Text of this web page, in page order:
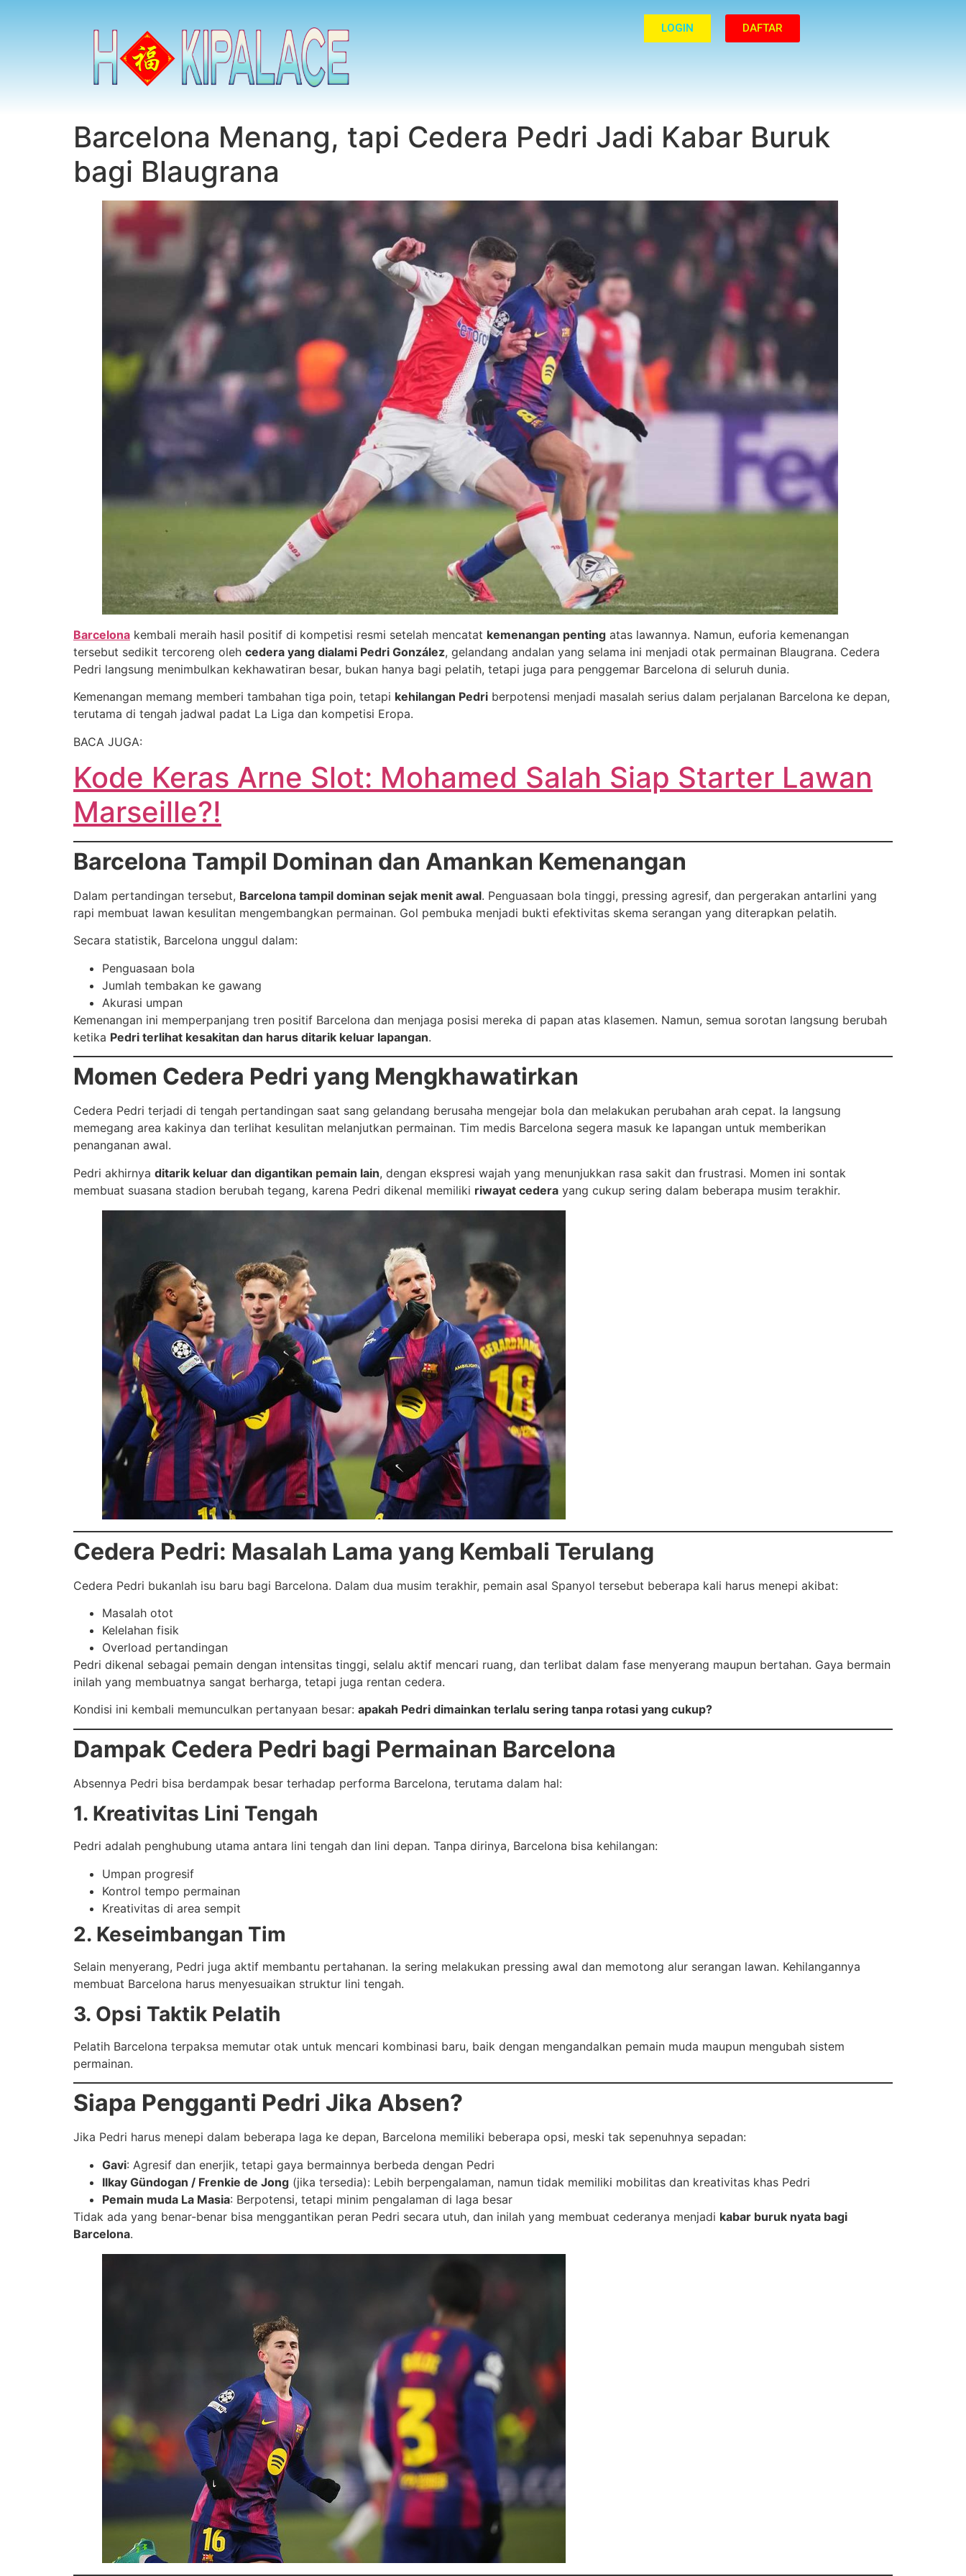
LOGIN DAFTAR
Barcelona Menang, tapi Cedera Pedri Jadi Kabar Buruk
bagi Blaugrana
Barcelona kembali meraih hasil positif di kompetisi resmi setelah mencatat kemenangan penting atas lawannya. Namun, euforia kemenangan
tersebut sedikit tercoreng oleh cedera yang dialami Pedri González, gelandang andalan yang selama ini menjadi otak permainan Blaugrana. Cedera
Pedri langsung menimbulkan kekhawatiran besar, bukan hanya bagi pelatih, tetapi juga para penggemar Barcelona di seluruh dunia.
Kemenangan memang memberi tambahan tiga poin, tetapi kehilangan Pedri berpotensi menjadi masalah serius dalam perjalanan Barcelona ke depan,
terutama di tengah jadwal padat La Liga dan kompetisi Eropa.
BACA JUGA:
Kode Keras Arne Slot: Mohamed Salah Siap Starter Lawan
Marseille?!
Barcelona Tampil Dominan dan Amankan Kemenangan
Dalam pertandingan tersebut, Barcelona tampil dominan sejak menit awal. Penguasaan bola tinggi, pressing agresif, dan pergerakan antarlini yang
rapi membuat lawan kesulitan mengembangkan permainan. Gol pembuka menjadi bukti efektivitas skema serangan yang diterapkan pelatih.
Secara statistik, Barcelona unggul dalam:
Penguasaan bola
Jumlah tembakan ke gawang
Akurasi umpan
Kemenangan ini memperpanjang tren positif Barcelona dan menjaga posisi mereka di papan atas klasemen. Namun, semua sorotan langsung berubah
ketika Pedri terlihat kesakitan dan harus ditarik keluar lapangan.
Momen Cedera Pedri yang Mengkhawatirkan
Cedera Pedri terjadi di tengah pertandingan saat sang gelandang berusaha mengejar bola dan melakukan perubahan arah cepat. Ia langsung
memegang area kakinya dan terlihat kesulitan melanjutkan permainan. Tim medis Barcelona segera masuk ke lapangan untuk memberikan
penanganan awal.
Pedri akhirnya ditarik keluar dan digantikan pemain lain, dengan ekspresi wajah yang menunjukkan rasa sakit dan frustrasi. Momen ini sontak
membuat suasana stadion berubah tegang, karena Pedri dikenal memiliki riwayat cedera yang cukup sering dalam beberapa musim terakhir.
Cedera Pedri: Masalah Lama yang Kembali Terulang
Cedera Pedri bukanlah isu baru bagi Barcelona. Dalam dua musim terakhir, pemain asal Spanyol tersebut beberapa kali harus menepi akibat:
Masalah otot
Kelelahan fisik
Overload pertandingan
Pedri dikenal sebagai pemain dengan intensitas tinggi, selalu aktif mencari ruang, dan terlibat dalam fase menyerang maupun bertahan. Gaya bermain
inilah yang membuatnya sangat berharga, tetapi juga rentan cedera.
Kondisi ini kembali memunculkan pertanyaan besar: apakah Pedri dimainkan terlalu sering tanpa rotasi yang cukup?
Dampak Cedera Pedri bagi Permainan Barcelona
Absennya Pedri bisa berdampak besar terhadap performa Barcelona, terutama dalam hal:
1. Kreativitas Lini Tengah
Pedri adalah penghubung utama antara lini tengah dan lini depan. Tanpa dirinya, Barcelona bisa kehilangan:
Umpan progresif
Kontrol tempo permainan
Kreativitas di area sempit
2. Keseimbangan Tim
Selain menyerang, Pedri juga aktif membantu pertahanan. Ia sering melakukan pressing awal dan memotong alur serangan lawan. Kehilangannya
membuat Barcelona harus menyesuaikan struktur lini tengah.
3. Opsi Taktik Pelatih
Pelatih Barcelona terpaksa memutar otak untuk mencari kombinasi baru, baik dengan mengandalkan pemain muda maupun mengubah sistem
permainan.
Siapa Pengganti Pedri Jika Absen?
Jika Pedri harus menepi dalam beberapa laga ke depan, Barcelona memiliki beberapa opsi, meski tak sepenuhnya sepadan:
Gavi: Agresif dan enerjik, tetapi gaya bermainnya berbeda dengan Pedri
Ilkay Gündogan / Frenkie de Jong (jika tersedia): Lebih berpengalaman, namun tidak memiliki mobilitas dan kreativitas khas Pedri
Pemain muda La Masia: Berpotensi, tetapi minim pengalaman di laga besar
Tidak ada yang benar-benar bisa menggantikan peran Pedri secara utuh, dan inilah yang membuat cederanya menjadi kabar buruk nyata bagi
Barcelona.